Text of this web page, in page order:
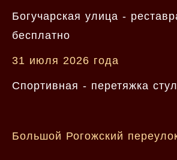
Богучарская улица -
бесплатно
31 июля 2026 года
Спортивная - перетяжка
Большой Рогожский